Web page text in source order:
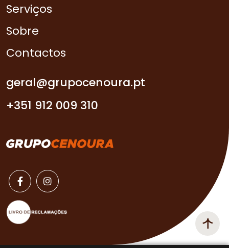
Serviços
Sobre
Contactos
geral@grupocenoura.pt
+351 912 009 310